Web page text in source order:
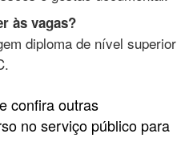
às vagas?
diploma de nível superior
confira outras
no serviço público para